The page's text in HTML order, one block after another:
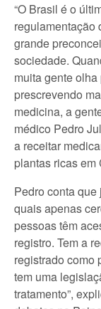
“O Brasil é o
regulamentação
grande
sociedade.
muita gente olha
prescrevendo
medicina, a
médico Pedro
a receitar
plantas ricas em
Pedro conta
quais apenas
pessoas têm
registro. Tem a
registrado como
tem uma
tratamento”,